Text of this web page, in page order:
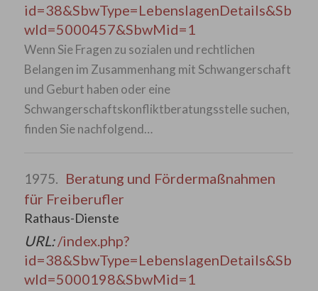
id=38&SbwType=LebenslagenDetails&Sb
wId=5000457&SbwMid=1
Wenn Sie Fragen zu sozialen und rechtlichen
Belangen im Zusammenhang mit Schwangerschaft
und Geburt haben oder eine
Schwangerschaftskonfliktberatungsstelle suchen,
finden Sie nachfolgend…
1975. Beratung und Fördermaßnahmen
für Freiberufler
Rathaus-Dienste
URL:/index.php?
id=38&SbwType=LebenslagenDetails&Sb
wId=5000198&SbwMid=1